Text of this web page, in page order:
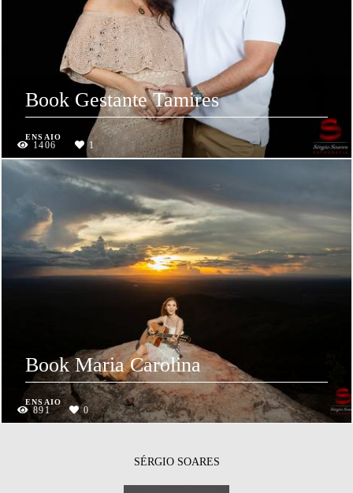
Book Gestante Tamires
ENSAIO
1406 1
Book Maria Carolina
ENSAIO
891 0
SÉRGIO SOARES